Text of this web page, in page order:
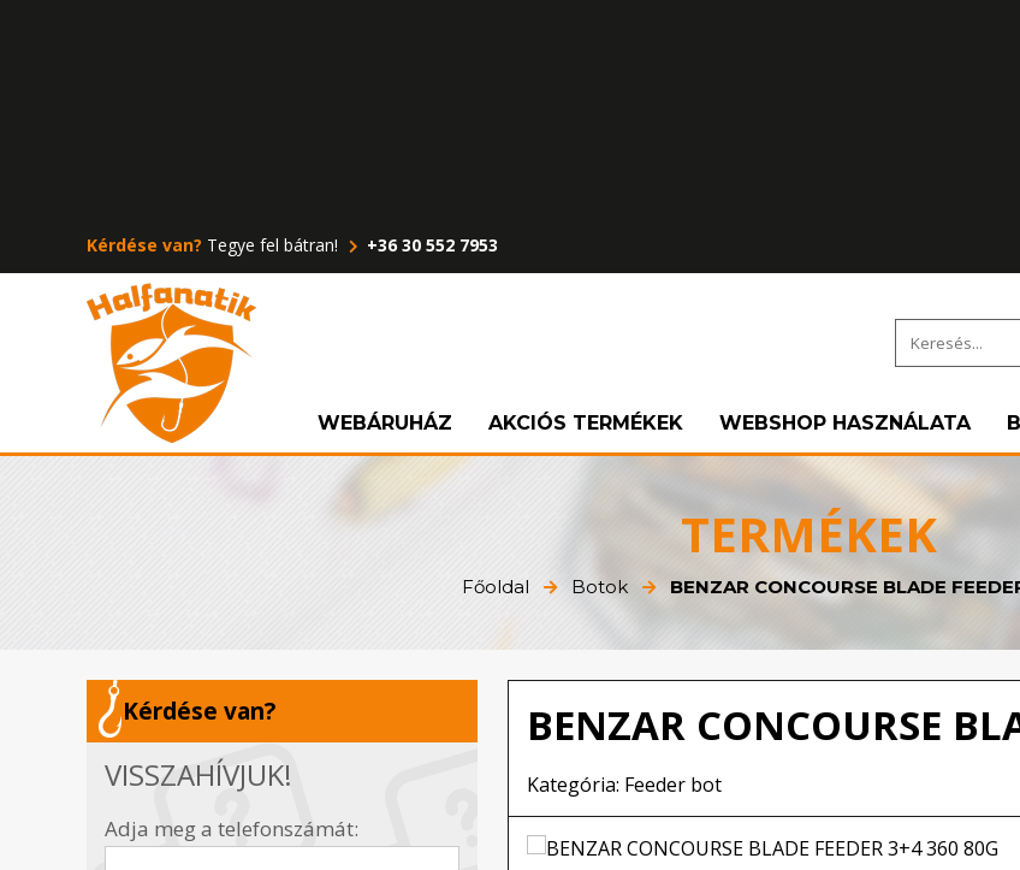
Kérdése van? Tegye fel bátran! +36 30 552 7953
WEBÁRUHÁZ AKCIÓS TERMÉKEK WEBSHOP HASZNÁLATA
TERMÉKEK
Főoldal Botok BENZAR CONCOURSE BLADE
Kérdése van?
VISSZAHÍVJUK!
Adja meg a telefonszámát:
BENZAR CONCOURSE
Kategória: Feeder bot